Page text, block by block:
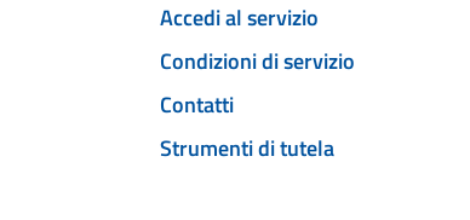
Accedi al servizio
Condizioni di servizio
Contatti
Strumenti di tutela